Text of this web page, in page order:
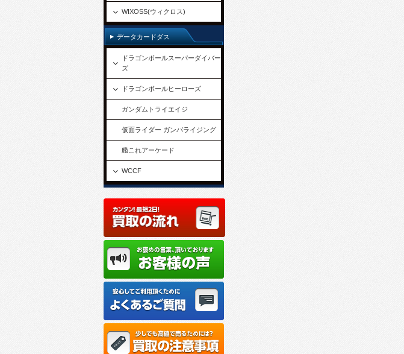
WIXOSS(ウィクロス)
データカードダス
ドラゴンボールスーパーダイバー
ズ
ドラゴンボールヒーローズ
ガンダムトライエイジ
仮面ライダー ガンバライジング
艦これアーケード
WCCF